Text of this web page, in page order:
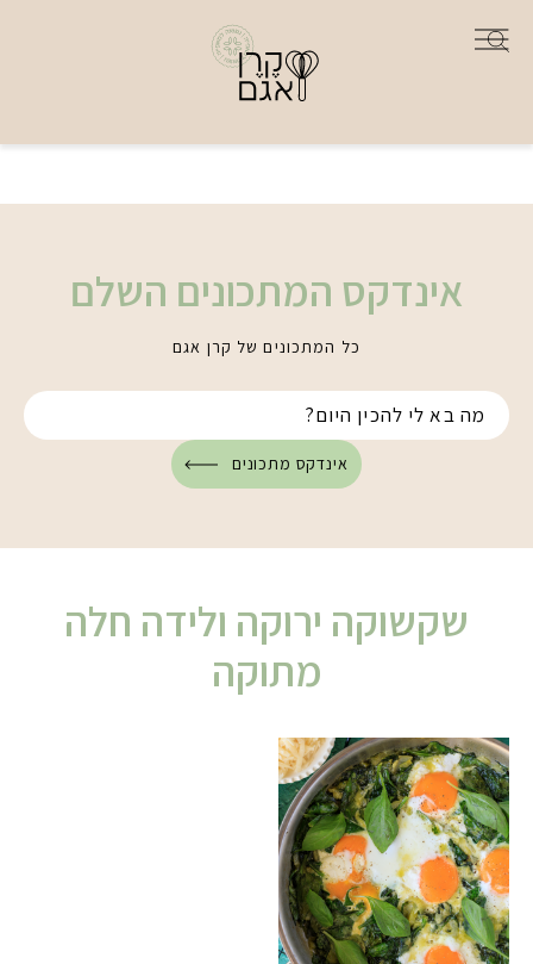
אינדקס המתכונים השלם
כל המתכונים של קרן אגם
אינדקס מתכונים
שקשוקה ירוקה ולידה חלה
מתוקה